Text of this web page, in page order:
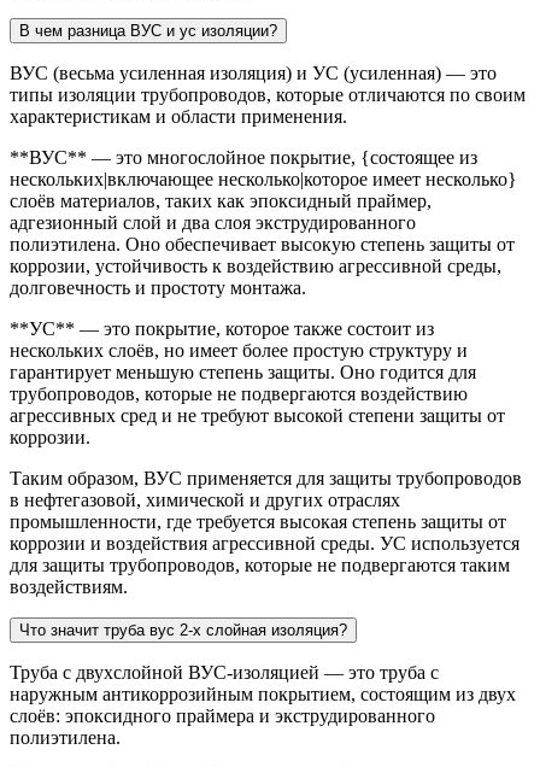
В чем разница ВУС и ус изоляции?
ВУС (весьма усиленная изоляция) и УС (усиленная) — это
типы изоляции трубопроводов, которые отличаются по своим
характеристикам и области применения.
**ВУС** — это многослойное покрытие, {состоящее из
нескольких|включающее несколько|которое имеет несколько}
слоёв материалов, таких как эпоксидный праймер,
адгезионный слой и два слоя экструдированного
полиэтилена. Оно обеспечивает высокую степень защиты от
коррозии, устойчивость к воздействию агрессивной среды,
долговечность и простоту монтажа.
**УС** — это покрытие, которое также состоит из
нескольких слоёв, но имеет более простую структуру и
гарантирует меньшую степень защиты. Оно годится для
трубопроводов, которые не подвергаются воздействию
агрессивных сред и не требуют высокой степени защиты от
коррозии.
Таким образом, ВУС применяется для защиты трубопроводов
в нефтегазовой, химической и других отраслях
промышленности, где требуется высокая степень защиты от
коррозии и воздействия агрессивной среды. УС используется
для защиты трубопроводов, которые не подвергаются таким
воздействиям.
Что значит труба вус 2-х слойная изоляция?
Труба с двухслойной ВУС-изоляцией — это труба с
наружным антикоррозийным покрытием, состоящим из двух
слоёв: эпоксидного праймера и экструдированного
полиэтилена.